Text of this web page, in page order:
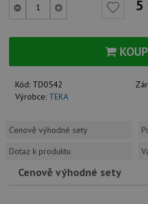
5
Kód: TD0542
Výrobce: TEKA
Cenově výhodné sety
Dotaz k produktu
Cenově výhodné sety